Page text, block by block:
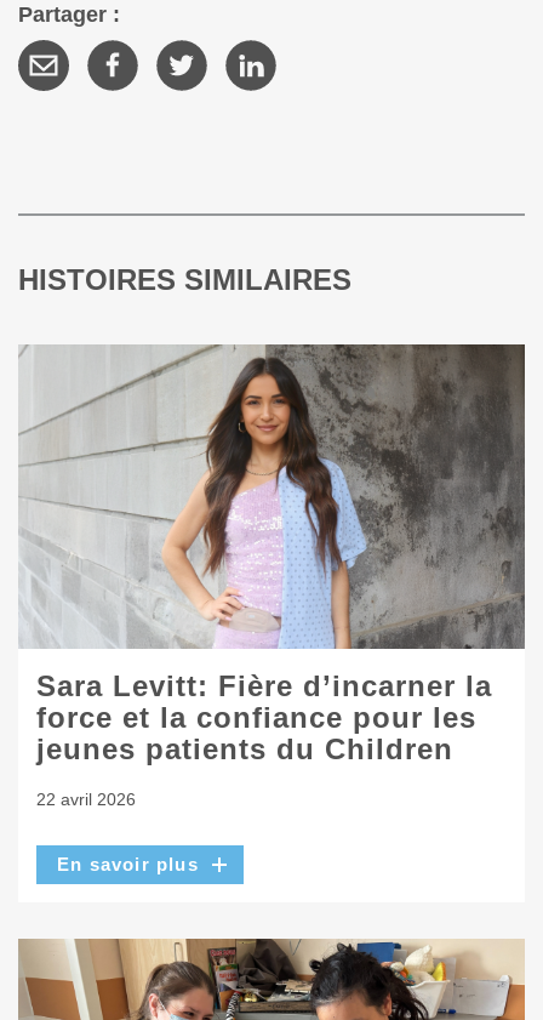
Partager :
HISTOIRES SIMILAIRES
Sara Levitt: Fière d’incarner la
force et la confiance pour les
jeunes patients du Children
22 avril 2026
En savoir plus